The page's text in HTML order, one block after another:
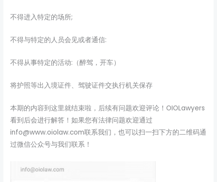
不得进入特定的场所;
不得与特定的人员会见或者通信:
不得从事特定的活动:（醉驾，开车）
将护照等出入境证件、驾驶证件交执行机关保存
本期的内容到这里就结束啦，后续有问题欢迎评论！OIOLawyers
看到后会进行解答！如果您有法律问题欢迎通过
info@www.oiolaw.com联系我们，也可以扫一扫下方的二维码通
过微信公众号与我们联系！